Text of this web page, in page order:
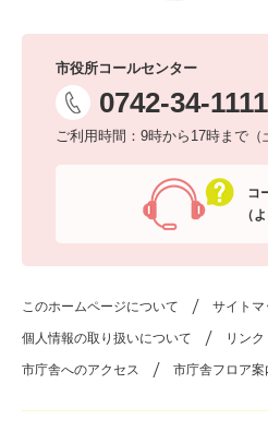
市役所コールセンター
0742-34-1111
ご利用時間：9時から17時まで（
コ
（
このホームページについて サイトマ
個人情報の取り扱いについて リン
市庁舎へのアクセス 市庁舎フロア案